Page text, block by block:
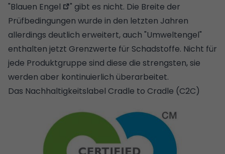
"Blauen Engel
" gibt es nicht. Die Breite der
Prüfbedingungen wurde in den letzten Jahren
allerdings deutlich erweitert, auch "Umweltengel"
enthalten jetzt Grenzwerte für Schadstoffe. Nicht für
jede Produktgruppe sind diese die strengsten, sie
werden aber kontinuierlich überarbeitet.
Das Nachhaltigkeitslabel Cradle to Cradle (C2C)